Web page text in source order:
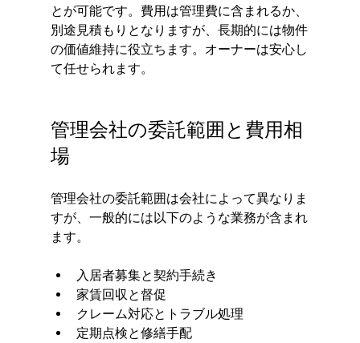
とが可能です。費用は管理費に含まれるか、
別途見積もりとなりますが、長期的には物件
の価値維持に役立ちます。オーナーは安心し
て任せられます。
管理会社の委託範囲と費用相
場
管理会社の委託範囲は会社によって異なりま
すが、一般的には以下のような業務が含まれ
ます。
入居者募集と契約手続き
家賃回収と督促
クレーム対応とトラブル処理
定期点検と修繕手配